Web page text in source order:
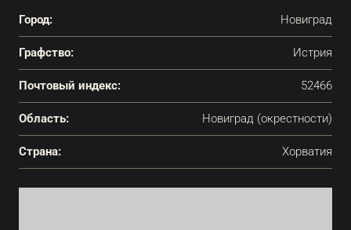
Город: Новиград
Графство: Истрия
Почтовый индекс: 52466
Область: Новиград (окрестности)
Страна: Хорватия